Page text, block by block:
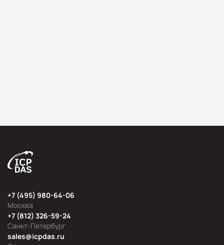
Москва
+7 (495) 980-64-06
sales@icpdas.ru
Санкт-Петербург
+7 (812) 326-59-24